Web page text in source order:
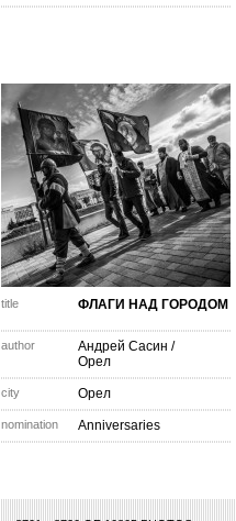
title ФЛАГИ НАД ГОРОДОМ
author Андрей Сасин /
Орел
city Орел
nomination Anniversaries